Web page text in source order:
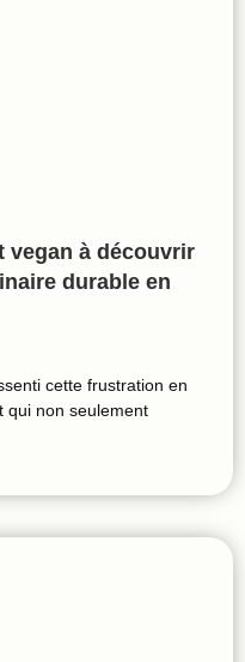
vegan à découvrir
durable en
cette frustration en
qui non seulement